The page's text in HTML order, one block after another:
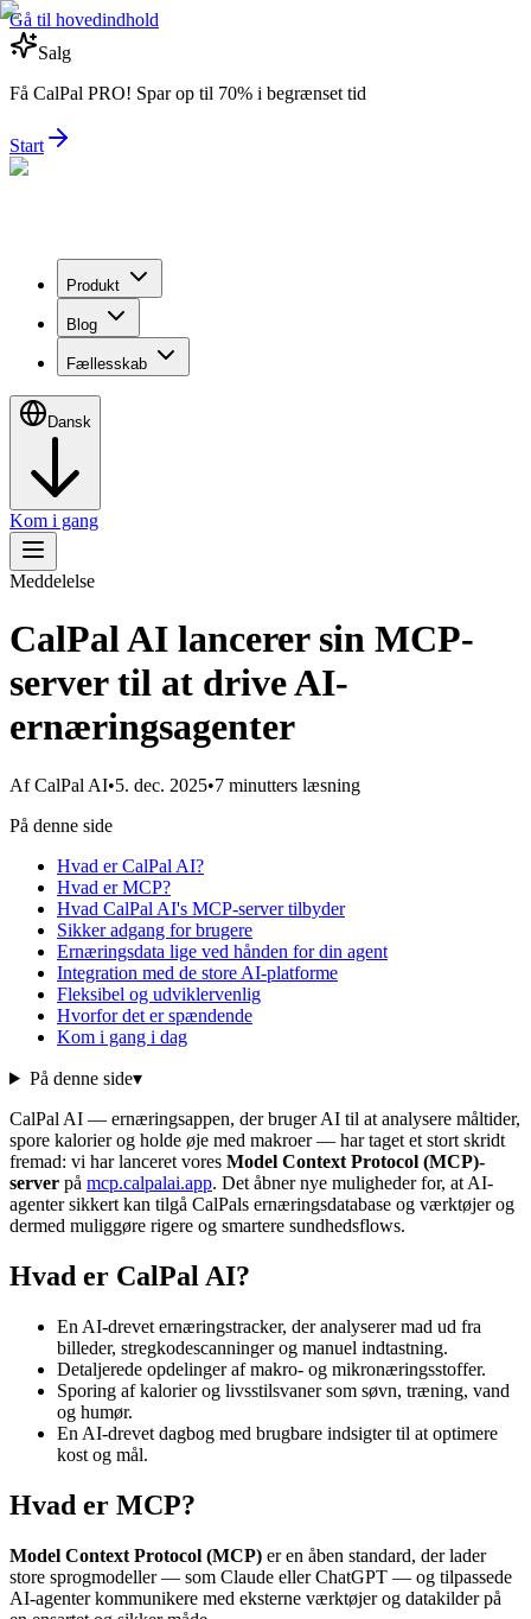
Gå til hovedindhold
Salg
Få CalPal PRO! Spar op til 70% i begrænset tid
Start
Produkt
Blog
Fællesskab
Dansk
Kom i gang
Meddelelse
CalPal AI lancerer sin MCP-
server til at drive AI-
ernæringsagenter
Af CalPal AI•5. dec. 2025•7 minutters læsning
På denne side
Hvad er CalPal AI?
Hvad er MCP?
Hvad CalPal AI's MCP-server tilbyder
Sikker adgang for brugere
Ernæringsdata lige ved hånden for din agent
Integration med de store AI-platforme
Fleksibel og udviklervenlig
Hvorfor det er spændende
Kom i gang i dag
På denne side▾
CalPal AI — ernæringsappen, der bruger AI til at analysere måltider,
spore kalorier og holde øje med makroer — har taget et stort skridt
fremad: vi har lanceret vores Model Context Protocol (MCP)-
server på mcp.calpalai.app. Det åbner nye muligheder for, at AI-
agenter sikkert kan tilgå CalPals ernæringsdatabase og værktøjer og
dermed muliggøre rigere og smartere sundhedsflows.
Hvad er CalPal AI?
En AI-drevet ernæringstracker, der analyserer mad ud fra
billeder, stregkodescanninger og manuel indtastning.
Detaljerede opdelinger af makro- og mikronæringsstoffer.
Sporing af kalorier og livsstilsvaner som søvn, træning, vand
og humør.
En AI-drevet dagbog med brugbare indsigter til at optimere
kost og mål.
Hvad er MCP?
Model Context Protocol (MCP) er en åben standard, der lader
store sprogmodeller — som Claude eller ChatGPT — og tilpassede
AI-agenter kommunikere med eksterne værktøjer og datakilder på